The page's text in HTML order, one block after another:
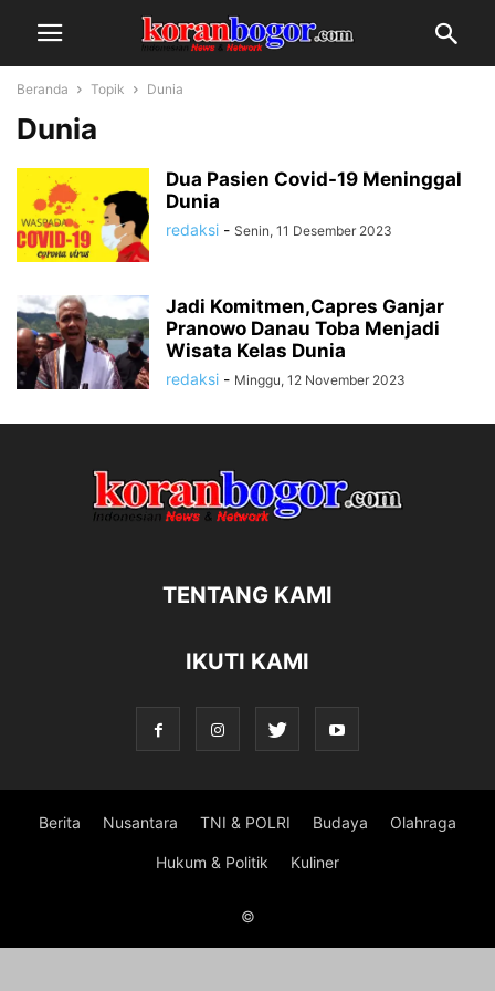
Beranda Topik Dunia
Dunia
Dua Pasien Covid-19 Meninggal
Dunia
redaksi - Senin, 11 Desember 2023
Jadi Komitmen,Capres Ganjar
Pranowo Danau Toba Menjadi
Wisata Kelas Dunia
redaksi - Minggu, 12 November 2023
TENTANG KAMI
IKUTI KAMI
Berita Nusantara TNI & POLRI Budaya Olahraga
Hukum & Politik Kuliner
©